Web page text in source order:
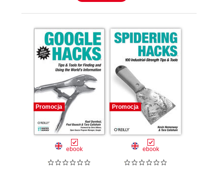
Promocja
ebook
Promocja
ebook